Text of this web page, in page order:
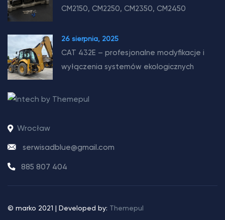
CM2150, CM2250, CM2350, CM2450
26 sierpnia, 2025
CAT 432E – profesjonalne modyfikacje i
wyłączenia systemów ekologicznych
Wrocław
serwisadblue@gmail.com
885 807 404
© marko 2021 | Developed by: Themepul